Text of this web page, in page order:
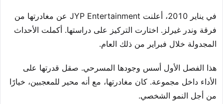
في يناير 2010، أعلنت JYP Entertainment عن مغادرتها من
فرقة وندر غيرلز. اختارت التركيز على دراستها. أكملت الأحداث
المجدولة خلال فبراير من ذلك العام.
هذا الفصل الأول أسس وجودها المسرحي. صقل قدرتها على
الأداء داخل مجموعة. كان مغادرتها، مع أنه محير للمعجبين، خيارًا
من أجل النمو الشخصي.